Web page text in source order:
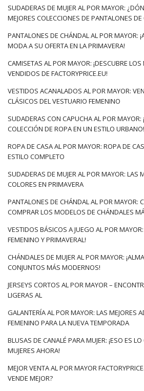
SUDADERAS DE MUJER AL POR MAYOR:
MEJORES COLECCIONES DE PANTALONES
PANTALONES DE CHÁNDAL AL POR MAYOR:
MODA A SU OFERTA EN LA PRIMAVERA!
CAMISETAS AL POR MAYOR: ¡DESCUBRE
VENDIDOS DE FACTORYPRICE.EU!
VESTIDOS ACANALADOS AL POR MAYOR:
CLÁSICOS DEL VESTUARIO FEMENINO
SUDADERAS CON CAPUCHA AL POR MAYOR:
COLECCIÓN DE ROPA EN UN ESTILO URBANO!
ROPA DE CASA AL POR MAYOR: ROPA DE
ESTILO COMPLETO
SUDADERAS DE MUJER AL POR MAYOR: LAS
COLORES EN PRIMAVERA
PANTALONES DE CHÁNDAL AL POR MAYOR:
COMPRAR LOS MODELOS DE CHÁNDALES
VESTIDOS BÁSICOS A JUEGO AL POR
FEMENINO Y PRIMAVERAL!
CHÁNDALES DE MUJER AL POR MAYOR:
CONJUNTOS MÁS MODERNOS!
JERSEYS CORTOS AL POR MAYOR –
LIGERAS AL
GALANTERÍA AL POR MAYOR: LAS MEJORES
FEMENINO PARA LA NUEVA TEMPORADA
BLUSAS DE CANALÉ PARA MUJER: ¡ESO ES
MUJERES AHORA!
MEJOR VENTA AL POR MAYOR
VENDE MEJOR?